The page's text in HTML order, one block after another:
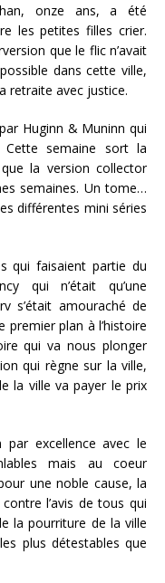
onze ans, a été
les petites filles crier.
que le flic n’avait
dans cette ville,
retraite avec justice.
Huginn & Muninn qui
semaine sort la
la version collector
semaines. Un tome…
différentes mini séries
qui faisaient partie du
qui n’était qu’une
s’était amouraché de
plan à l’histoire
qui va nous plonger
qui règne sur la ville,
la ville va payer le prix
par excellence avec le
mais au coeur
une noble cause, la
l’avis de tous qui
la pourriture de la ville
plus détestables que